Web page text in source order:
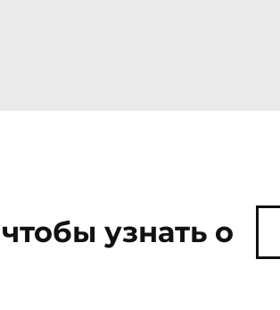
узнать о